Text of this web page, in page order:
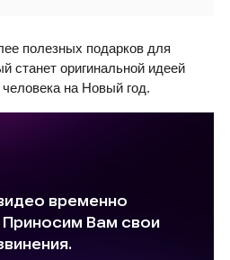
полезных подарков для
станет оригинальной идеей
человека на Новый год.